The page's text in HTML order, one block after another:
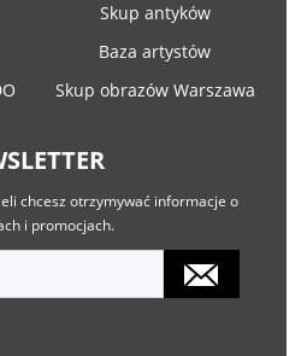
Skup antyków
Baza artystów
Skup obrazów Warszawa
chcesz otrzymywać informacje o
i promocjach.